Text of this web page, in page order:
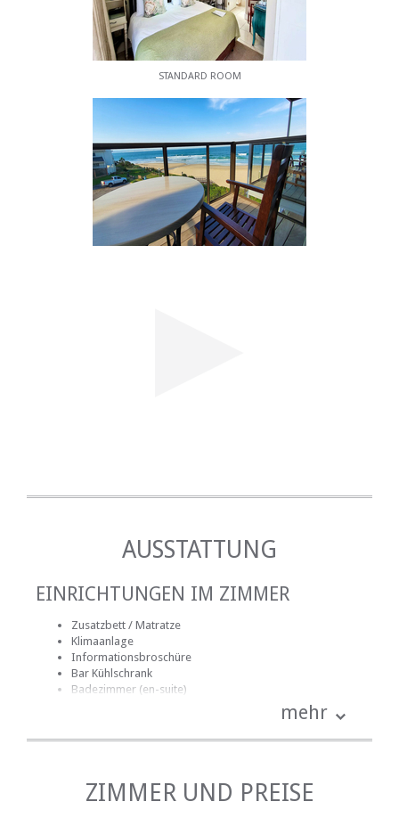
STANDARD ROOM
AUSSTATTUNG
EINRICHTUNGEN IM ZIMMER
Zusatzbett / Matratze
Klimaanlage
Informationsbroschüre
Bar Kühlschrank
Badezimmer (en-suite)
Bettwäsche
kostenlose Toilettenartikel
Schreibtisch
mehr
ZIMMER UND PREISE